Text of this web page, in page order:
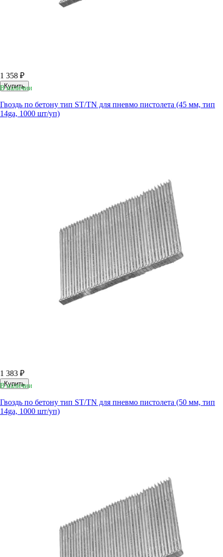
1 358 ₽
Купить
В наличии
Гвоздь по бетону тип ST/TN для пневмо пистолета (45 мм, тип
14ga, 1000 шт/уп)
1 383 ₽
Купить
В наличии
Гвоздь по бетону тип ST/TN для пневмо пистолета (50 мм, тип
14ga, 1000 шт/уп)